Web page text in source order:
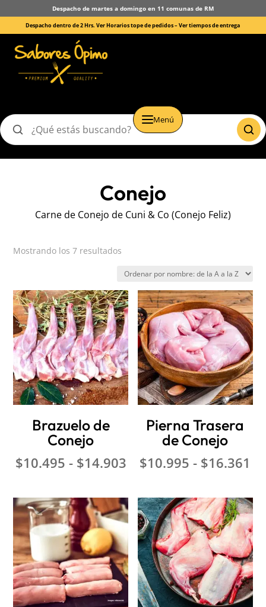
Despacho de martes a domingo en 11 comunas de RM
Despacho dentro de 2 Hrs. Ver Horarios tope de pedidos –Ver tiempos de entrega
Menú
Buscar
Conejo
Carne de Conejo de Cuni & Co (Conejo Feliz)
Mostrando los 7 resultados
Brazuelo de
Conejo
$10.495 - $14.903Rango
precios:
desde
$10.495
hasta
$14.903
Pierna Trasera
de Conejo
$10.995 - $16.361